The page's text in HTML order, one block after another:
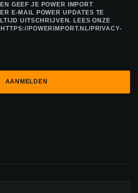
GEEF JE POWER IMPORT
E-MAIL POWER UPDATES TE
UITSCHRIJVEN. LEES ONZE
POWERIMPORT.NL/PRIVACY-